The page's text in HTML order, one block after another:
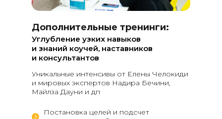
Уникальные интенсивы от Елены Челокиди
и мировых экспертов Надира Бечини,
Майлза Дауни и дп
Углубление узких навыков
и знаний коучей, наставников
и консультантов
Дополнительные тренинги:
Постановка целей и подсчет